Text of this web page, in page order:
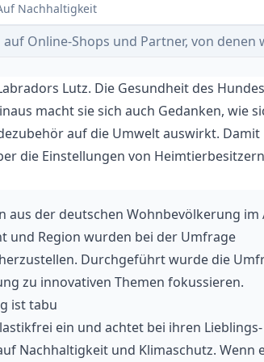
Nachhaltigkeit
Online-Shops und Partner, von
Lutz. Die Gesundheit des Hundes
macht sie sich auch Gedanken, wie
auf die Umwelt auswirkt. Damit
die Einstellungen von Heimtierbesitzern
aus der deutschen Wohnbevölkerung im
und Region wurden bei der Umfrage
Durchgeführt wurde die
zu innovativen Themen fokussieren.
ist tabu
ein und achtet bei ihren Lieblings-
Nachhaltigkeit und Klimaschutz. Wenn